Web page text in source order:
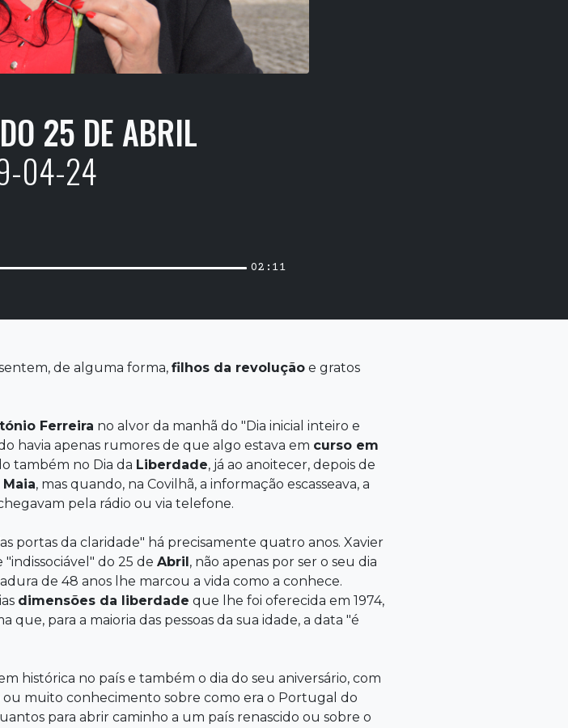
25 DE ABRIL
04-24
02:11
de alguma forma, filhos da revolução e gratos
Ferreira no alvor da manhã do "Dia inicial inteiro e
havia apenas rumores de que algo estava em curso em
também no Dia da Liberdade, já ao anoitecer, depois de
, mas quando, na Covilhã, a informação escasseava, a
pela rádio ou via telefone.
portas da claridade" há precisamente quatro anos. Xavier
"indissociável" do 25 de Abril, não apenas por ser o seu dia
de 48 anos lhe marcou a vida como a conhece.
dimensões da liberdade que lhe foi oferecida em 1974,
para a maioria das pessoas da sua idade, a data "é
histórica no país e também o dia do seu aniversário, com
muito conhecimento sobre como era o Portugal do
para abrir caminho a um país renascido ou sobre o